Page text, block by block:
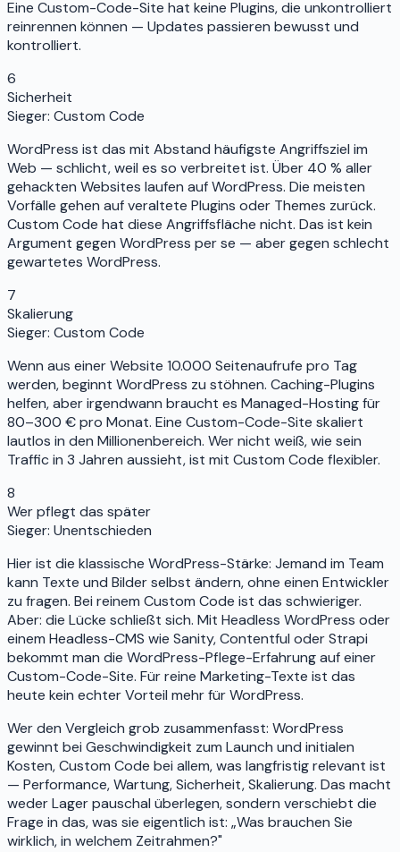
Eine Custom-Code-Site hat keine Plugins, die unkontrolliert
reinrennen können — Updates passieren bewusst und
kontrolliert.
6
Sicherheit
Sieger: Custom Code
WordPress ist das mit Abstand häufigste Angriffsziel im
Web — schlicht, weil es so verbreitet ist. Über 40 % aller
gehackten Websites laufen auf WordPress. Die meisten
Vorfälle gehen auf veraltete Plugins oder Themes zurück.
Custom Code hat diese Angriffsfläche nicht. Das ist kein
Argument gegen WordPress per se — aber gegen schlecht
gewartetes WordPress.
7
Skalierung
Sieger: Custom Code
Wenn aus einer Website 10.000 Seitenaufrufe pro Tag
werden, beginnt WordPress zu stöhnen. Caching-Plugins
helfen, aber irgendwann braucht es Managed-Hosting für
80–300 € pro Monat. Eine Custom-Code-Site skaliert
lautlos in den Millionenbereich. Wer nicht weiß, wie sein
Traffic in 3 Jahren aussieht, ist mit Custom Code flexibler.
8
Wer pflegt das später
Sieger: Unentschieden
Hier ist die klassische WordPress-Stärke: Jemand im Team
kann Texte und Bilder selbst ändern, ohne einen Entwickler
zu fragen. Bei reinem Custom Code ist das schwieriger.
Aber: die Lücke schließt sich. Mit Headless WordPress oder
einem Headless-CMS wie Sanity, Contentful oder Strapi
bekommt man die WordPress-Pflege-Erfahrung auf einer
Custom-Code-Site. Für reine Marketing-Texte ist das
heute kein echter Vorteil mehr für WordPress.
Wer den Vergleich grob zusammenfasst: WordPress
gewinnt bei Geschwindigkeit zum Launch und initialen
Kosten, Custom Code bei allem, was langfristig relevant ist
— Performance, Wartung, Sicherheit, Skalierung. Das macht
weder Lager pauschal überlegen, sondern verschiebt die
Frage in das, was sie eigentlich ist: „Was brauchen Sie
wirklich, in welchem Zeitrahmen?"